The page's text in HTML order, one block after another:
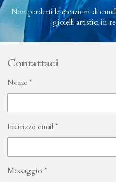
Non perderti le creazioni di
gioielli artistici in
Contattaci
Nome *
Indirizzo email *
Messaggio *